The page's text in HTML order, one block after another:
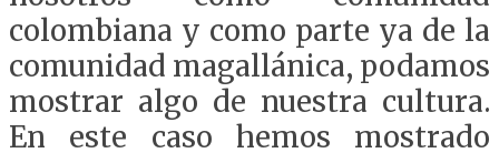
colombiana y como parte ya de la
comunidad magallánica, podamos
mostrar algo de nuestra cultura.
En este caso hemos mostrado